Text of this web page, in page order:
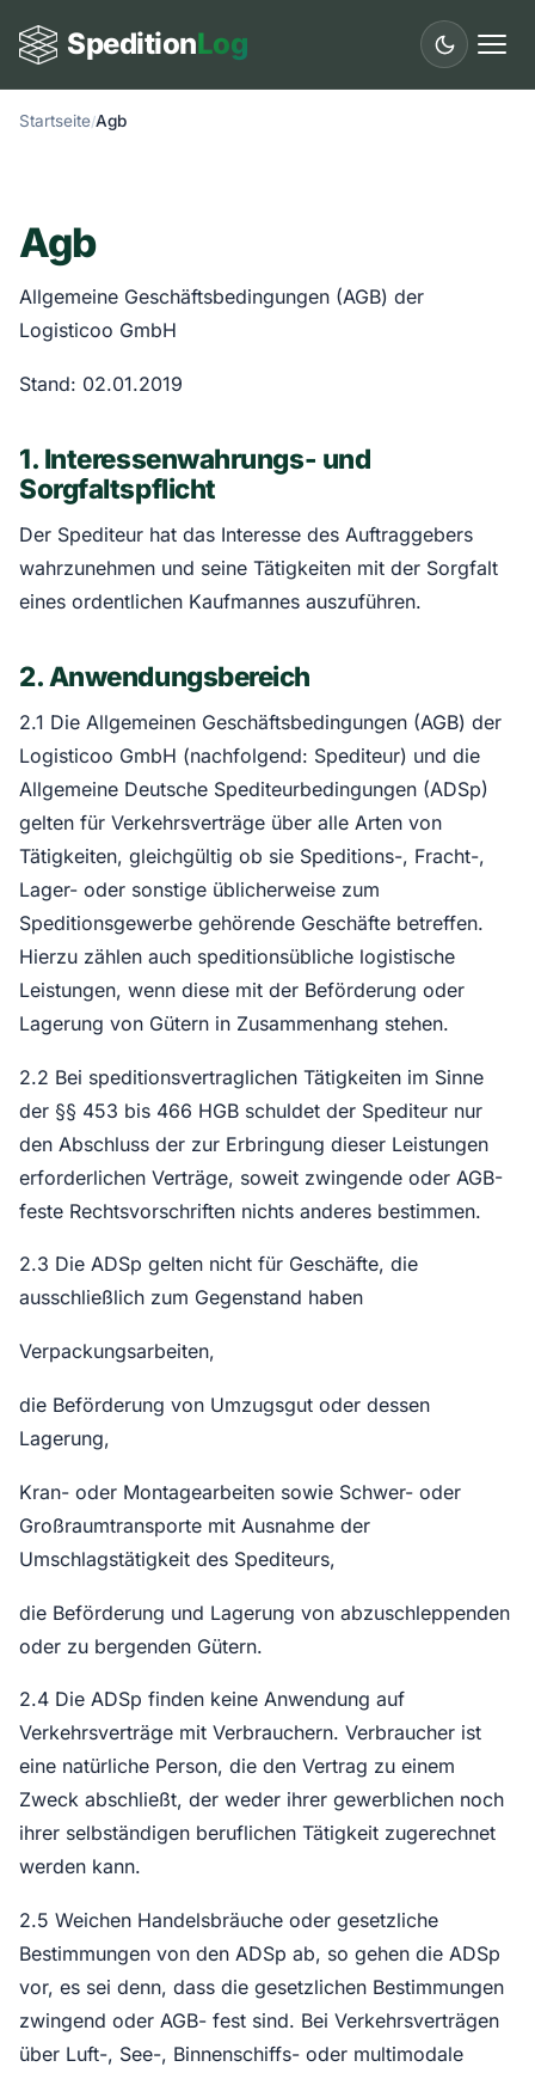
SpeditionLog
Start
Länder
Städte
Glossar
Kontakt
Startseite Agb
Agb
Allgemeine Geschäftsbedingungen (AGB) der
Logisticoo GmbH
Stand: 02.01.2019
1. Interessenwahrungs- und
Sorgfaltspflicht
Der Spediteur hat das Interesse des Auftraggebers
wahrzunehmen und seine Tätigkeiten mit der Sorgfalt
eines ordentlichen Kaufmannes auszuführen.
2. Anwendungsbereich
2.1 Die Allgemeinen Geschäftsbedingungen (AGB) der
Logisticoo GmbH (nachfolgend: Spediteur) und die
Allgemeine Deutsche Spediteurbedingungen (ADSp)
gelten für Verkehrsverträge über alle Arten von
Tätigkeiten, gleichgültig ob sie Speditions-, Fracht-,
Lager- oder sonstige üblicherweise zum
Speditionsgewerbe gehörende Geschäfte betreffen.
Hierzu zählen auch speditionsübliche logistische
Leistungen, wenn diese mit der Beförderung oder
Lagerung von Gütern in Zusammenhang stehen.
2.2 Bei speditionsvertraglichen Tätigkeiten im Sinne
der §§ 453 bis 466 HGB schuldet der Spediteur nur
den Abschluss der zur Erbringung dieser Leistungen
erforderlichen Verträge, soweit zwingende oder AGB-
feste Rechtsvorschriften nichts anderes bestimmen.
2.3 Die ADSp gelten nicht für Geschäfte, die
ausschließlich zum Gegenstand haben
Verpackungsarbeiten,
die Beförderung von Umzugsgut oder dessen
Lagerung,
Kran- oder Montagearbeiten sowie Schwer- oder
Großraumtransporte mit Ausnahme der
Umschlagstätigkeit des Spediteurs,
die Beförderung und Lagerung von abzuschleppenden
oder zu bergenden Gütern.
2.4 Die ADSp finden keine Anwendung auf
Verkehrsverträge mit Verbrauchern. Verbraucher ist
eine natürliche Person, die den Vertrag zu einem
Zweck abschließt, der weder ihrer gewerblichen noch
ihrer selbständigen beruflichen Tätigkeit zugerechnet
werden kann.
2.5 Weichen Handelsbräuche oder gesetzliche
Bestimmungen von den ADSp ab, so gehen die ADSp
vor, es sei denn, dass die gesetzlichen Bestimmungen
zwingend oder AGB- fest sind. Bei Verkehrsverträgen
über Luft-, See-, Binnenschiffs- oder multimodale